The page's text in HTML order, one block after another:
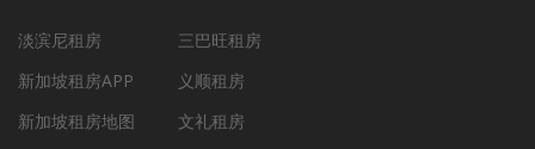
淡滨尼租房
新加坡租房APP
新加坡租房地图
三巴旺租房
义顺租房
文礼租房